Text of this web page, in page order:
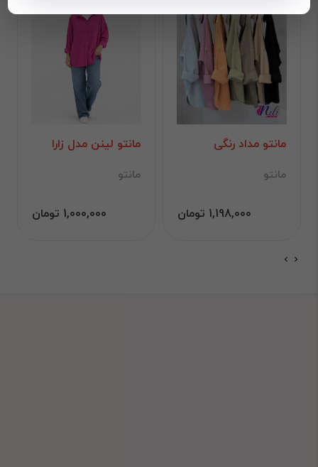
مانتو مداد رنگی
مانتو
1,198,000 تومان
مانتو لینن مدل زارا
مانتو
1,000,000 تومان